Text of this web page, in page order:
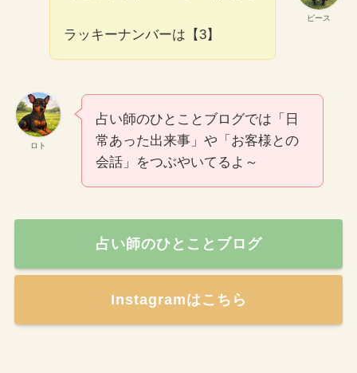
ピース
ラッキーナンバーは【3】
ロト
占い師のひとことブログでは「日
常あった出来事」や「お客様との
会話」をつぶやいてるよ～
占い師のひとことブログ
Instagramはこちら